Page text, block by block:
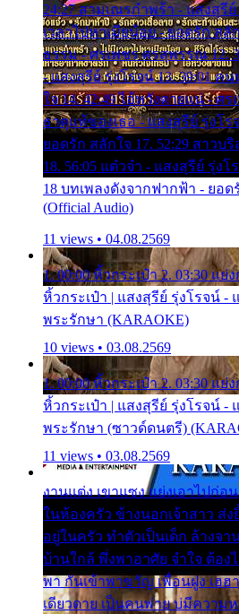
24:27 สามเณรกำพร้า - แสงสุรีย์
เวลาไปหาเมียน้อย - ยอดรัก สลั
ธรรม - ศรเพชร ศรสุพรรณ 12.
- แสงสุรีย์ รุ่งโรจน์ 13. 39:01 ค
ใจ 14. 42:49 ไอ้หวังตายแน่ - ศ
ธาตุแท้ของเธอ - แสงสุรีย์ รุ่งโร
ยอดรัก สลักใจ 17. 52:29 สาว
18. 56:05 แต๋วจ๋า - แสงสุรีย์ รุ่งโ
18 บทเพลงดังจากฟากฟ้า - ยอด
(Official Audio)
11 views • 04.08.2569
1. 00:00 หิ้วกระเป๋า 2. 03:30 แย่
หิ้วกระเป๋า | แสงสุรีย์ รุ่งโรจน์ -
พระรักษา (KARAOKE)
10 views • 03.08.2569
1. 00:00 หิ้วกระเป๋า 2. 03:30 แย่
หิ้วกระเป๋า | แสงสุรีย์ รุ่งโรจน์ -
พระรักษา (ซาวด์ดนตรี)
11 views • 03.08.2569
งานแต่ง เขาแซง แย่งเอาไปก่
ในห้องครัว ข้างนอกเจ้าสาว ส่ง
อยู่ในครัว ทำตัวเป็นเด็ก ล้างจา
บ้านใกล้ พึ่งพาอาศัย จำใจ ต้อง
พา กันเข้าพาขวัญ เพื่อนฝูง เฮฮ
เดียวดาย เป็นคนพ่าย บ่มีความห